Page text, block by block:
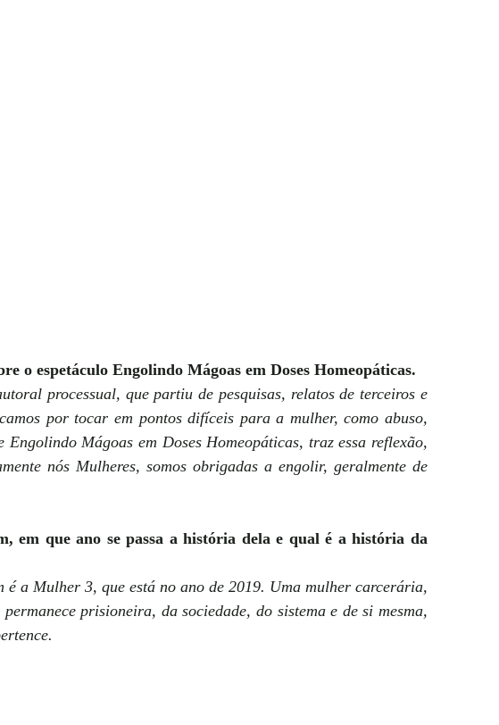
o espetáculo Engolindo Mágoas em Doses Homeopáticas.
processual, que partiu de pesquisas, relatos de terceiros e
por tocar em pontos difíceis para a mulher, como abuso,
Mágoas em Doses Homeopáticas, traz essa reflexão,
nós Mulheres, somos obrigadas a engolir, geralmente de
em que ano se passa a história dela e qual é a história da
é a Mulher 3, que está no ano de 2019. Uma mulher carcerária,
prisioneira, da sociedade, do sistema e de si mesma,